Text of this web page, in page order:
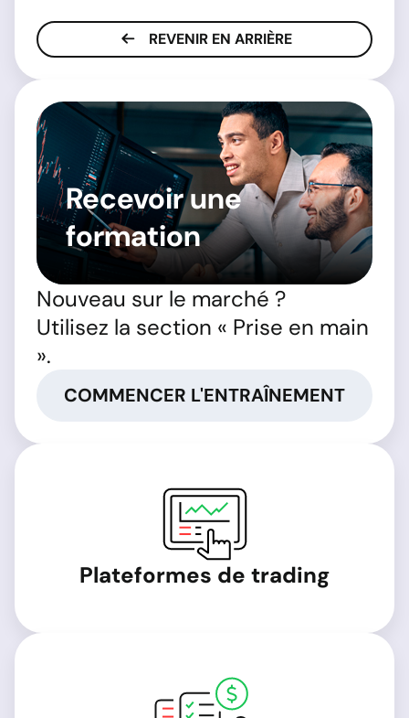
REVENIR EN ARRIÈRE
Recevoir une
formation
Nouveau sur le marché ?
Utilisez la section « Prise en main
».
COMMENCER L'ENTRAÎNEMENT
Plateformes de trading